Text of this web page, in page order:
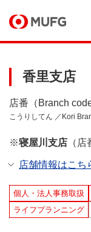
香里支店
店番（Branch
こうりしてん ／Kori
※寝屋川支店 （
店舗情報はこち
個人・法人事務取扱
ライフプランニング